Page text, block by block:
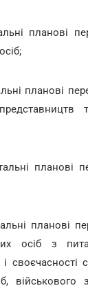
планові
планові
планові
планові
осіб з
своєчасності
військового